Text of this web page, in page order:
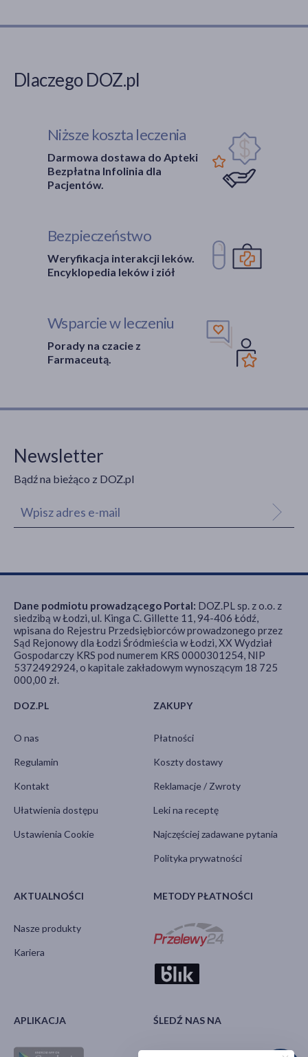
Dlaczego DOZ.pl
Niższe koszta leczenia
Darmowa dostawa do Apteki
Bezpłatna Infolinia dla
Pacjentów.
Bezpieczeństwo
Weryfikacja interakcji leków.
Encyklopedia leków i ziół
Wsparcie w leczeniu
Porady na czacie z
Farmaceutą.
Newsletter
Bądź na bieżąco z DOZ.pl
DOZ.PL
O nas
Regulamin
Kontakt
Ułatwienia dostępu
Ustawienia Cookie
ZAKUPY
Płatności
Koszty dostawy
Reklamacje / Zwroty
Leki na receptę
Najczęściej zadawane pytania
Polityka prywatności
AKTUALNOŚCI
Nasze produkty
Kariera
METODY PŁATNOŚCI
APLIKACJA ŚLEDŹ NAS NA
Dane podmiotu prowadzącego Portal: DOZ.PL sp. z o.o. z
siedzibą w Łodzi, ul. Kinga C. Gillette 11, 94-406 Łódź,
wpisana do Rejestru Przedsiębiorców prowadzonego przez
Sąd Rejonowy dla Łodzi Śródmieścia w Łodzi, XX Wydział
Gospodarczy KRS pod numerem KRS 0000301254, NIP
5372492924, o kapitale zakładowym wynoszącym 18 725
000,00 zł.